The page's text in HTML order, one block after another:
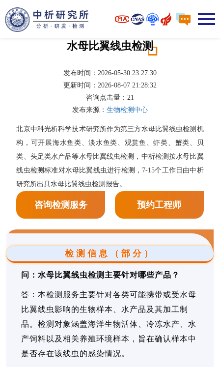
水母比翼线虫检测
发布时间：2026-05-30 23:27:30
更新时间：2026-08-07 21:28:32
咨询点击量： 21
发布来源： 生物检测中心
北京中科光析科学技术研究所作为第三方水母比翼线虫检测机
构，可开展海水鱼类、淡水鱼类、观赏鱼、虾类、蟹类、贝
类、头足类水产品等水母比翼线虫检测，中析检测按水母比翼
线虫检测标准对水母比翼线虫进行检测，7-15个工作日由中析
研究所出具水母比翼线虫检测报告。
咨询检测服务 预约工程师
检测信息（部分）
问：水母比翼线虫检测主要针对哪些产品？
答：本检测服务主要针对各类可能携带或受水母
比翼线虫影响的生物样本、水产品及其加工制
品。检测对象涵盖海洋生物活体、冷冻水产、水
产饲料以及相关养殖环境样本，旨在确认样本中
是否存在该线虫的感染情况。